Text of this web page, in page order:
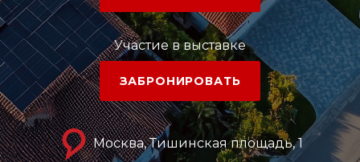
Участие в выставке
ЗАБРОНИРОВАТЬ
Москва, Тишинская площадь, 1